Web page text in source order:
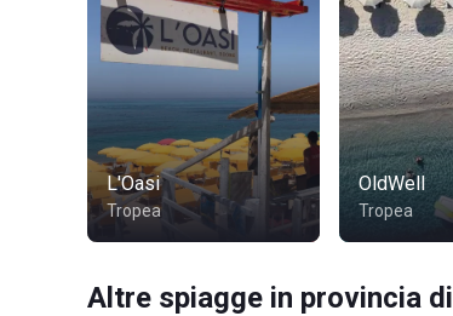
L'Oasi
Tropea
OldWell
Tropea
Altre spiagge in provincia di